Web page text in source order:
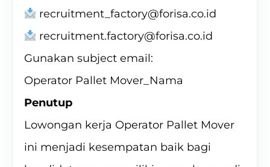
recruitment_factory@forisa.co.id
recruitment.factory@forisa.co.id
Gunakan subject email:
Operator Pallet Mover_Nama
Penutup
Lowongan kerja Operator Pallet Mover
ini menjadi kesempatan baik bagi